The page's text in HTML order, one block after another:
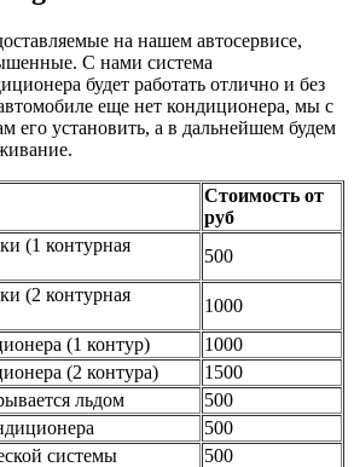
на нашем автосервисе,
С нами система
будет работать отлично и без
еще нет кондиционера, мы с
его установить, а в дальнейшем будем
Стоимость от
руб
(1 контурная
500
(2 контурная
1000
(1 контур)
1000
(2 контура)
1500
льдом
500
500
системы
500